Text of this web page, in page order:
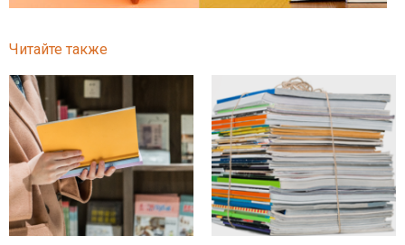
Читайте также